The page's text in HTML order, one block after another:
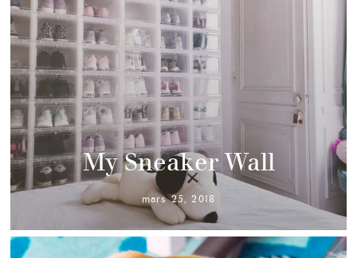
My Sneaker Wall
mars 25, 2018